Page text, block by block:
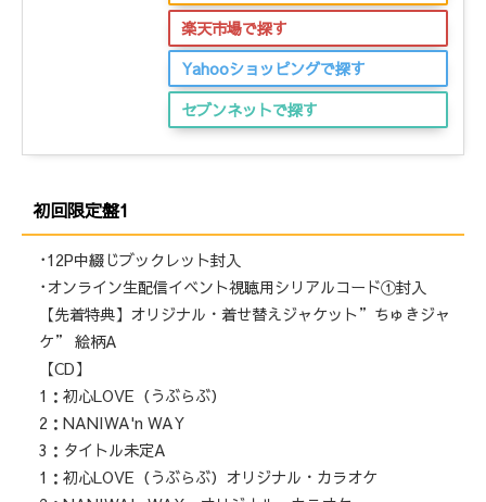
楽天市場で探す
Yahooショッピングで探す
セブンネットで探す
初回限定盤1
･12P中綴じブックレット封入
･オンライン生配信イベント視聴用シリアルコード①封入
【先着特典】オリジナル・着せ替えジャケット”ちゅきジャ
ケ” 絵柄A
【CD】
1：初心LOVE（うぶらぶ）
2：NANIWA'n WAY
3：タイトル未定A
1：初心LOVE（うぶらぶ）オリジナル・カラオケ